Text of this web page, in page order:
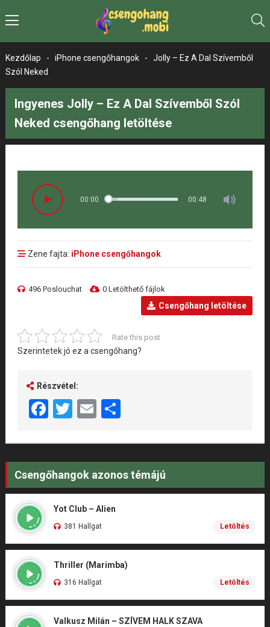
Kezdőlap - iPhone csengőhangok -
Jolly – Ez A Dal Szívemből
Szól Neked
Ingyenes Jolly – Ez A Dal Szívemből Szól
Neked csengőhang letöltése
00:00 00:48
Zene fajta: iPhone csengőhangok
496 Poslouchat 0 Letölthető fájlok
Csengőhang letöltése
Rate this post
Szerintetek jó ez a csengőhang?
Részvétel:
Facebook
Twitter
EmailShare
Csengőhangok azonos témájú
Yot Club – Alien
381 Hallgat Letöltés
Thriller (Marimba)
316 Hallgat Letöltés
Valkusz Milán – SZÍVEM HALK SZAVA